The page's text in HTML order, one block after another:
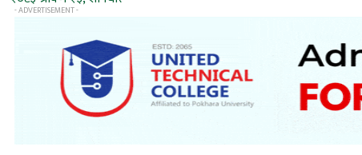
- ADVERTISEMENT -